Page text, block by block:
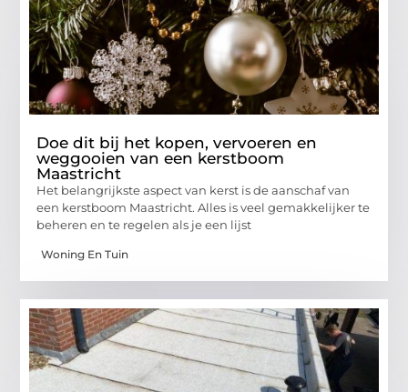
Doe dit bij het kopen, vervoeren en
weggooien van een kerstboom
Maastricht
Het belangrijkste aspect van kerst is de aanschaf van
een kerstboom Maastricht. Alles is veel gemakkelijker te
beheren en te regelen als je een lijst
Woning En Tuin